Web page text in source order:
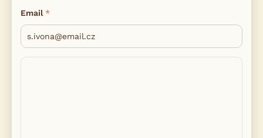
Email